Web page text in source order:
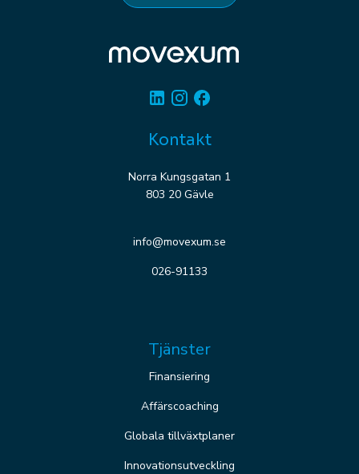
LinkedinInstagram
Kontakt
Norra Kungsgatan 1
803 20 Gävle
info@movexum.se
026-91133
Tjänster
Finansiering
Affärscoaching
Globala tillväxtplaner
Innovationsutveckling